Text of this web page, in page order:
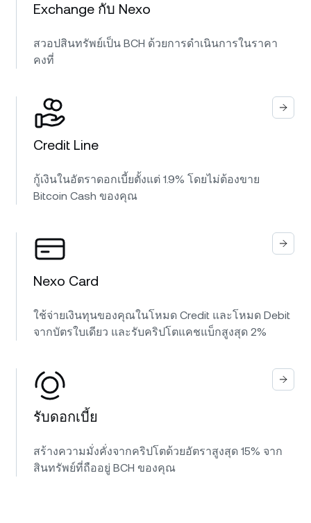
Exchange กับ Nexo
สวอปสินทรัพย์เป็น BCH ด้วยการดำเนินการในราคา
คงที่
Credit Line
กู้เงินในอัตราดอกเบี้ยตั้งแต่ 1.9% โดยไม่ต้องขาย
Bitcoin Cash ของคุณ
Nexo Card
ใช้จ่ายเงินทุนของคุณในโหมด Credit และโหมด Debit
จากบัตรใบเดียว และรับคริปโตแคชแบ็กสูงสุด 2%
รับดอกเบี้ย
สร้างความมั่งคั่งจากคริปโตด้วยอัตราสูงสุด 15% จาก
สินทรัพย์ที่ถืออยู่ BCH ของคุณ